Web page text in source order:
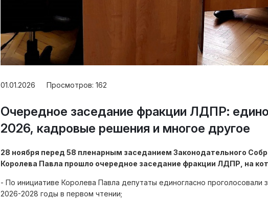
01.01.2026 Просмотров: 162
Очередное заседание фракции ЛДПР:
2026, кадровые решения и многое другое
28 ноября перед 58 пленарным заседанием Законодательного
Королева Павла прошло очередное заседание фракции ЛДПР, на
- По инициативе Королева Павла депутаты единогласно
2026-2028 годы в первом чтении;